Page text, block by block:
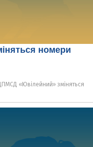
номери
ЦПМСД «Ювілейний» зміняться